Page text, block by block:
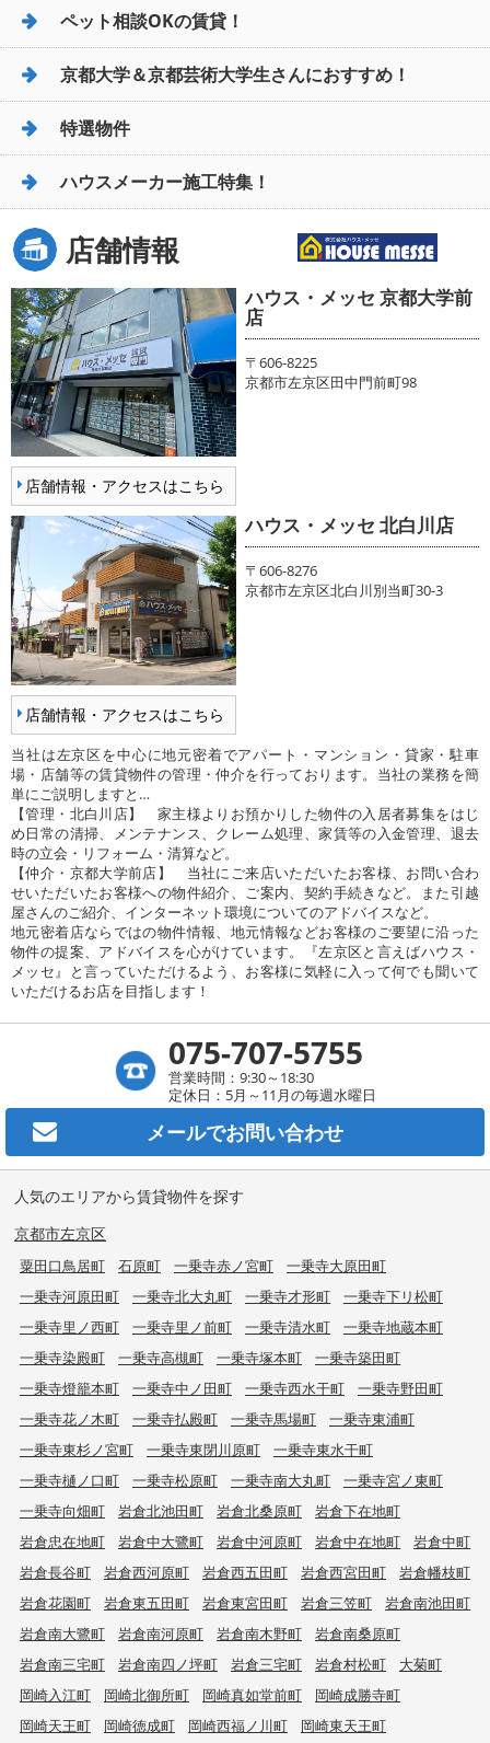
ペット相談OKの賃貸！
京都大学＆京都芸術大学生さんにおすすめ！
特選物件
ハウスメーカー施工特集！
店舗情報
店舗情報・アクセスはこちら
ハウス・メッセ 京都大学前
店
〒606-8225
京都市左京区田中門前町98
店舗情報・アクセスはこちら
ハウス・メッセ 北白川店
〒606-8276
京都市左京区北白川別当町30-3
当社は左京区を中心に地元密着でアパート・マンション・貸家・駐車
場・店舗等の賃貸物件の管理・仲介を行っております。当社の業務を簡
単にご説明しますと…
【管理・北白川店】 家主様よりお預かりした物件の入居者募集をはじ
め日常の清掃、メンテナンス、クレーム処理、家賃等の入金管理、退去
時の立会・リフォーム・清算など。
【仲介・京都大学前店】 当社にご来店いただいたお客様、お問い合わ
せいただいたお客様への物件紹介、ご案内、契約手続きなど。また引越
屋さんのご紹介、インターネット環境についてのアドバイスなど。
地元密着店ならではの物件情報、地元情報などお客様のご要望に沿った
物件の提案、アドバイスを心がけています。『左京区と言えばハウス・
メッセ』と言っていただけるよう、お客様に気軽に入って何でも聞いて
いただけるお店を目指します！
075-707-5755
営業時間：9:30～18:30
定休日：5月～11月の毎週水曜日
メールでお問い合わせ
人気のエリアから賃貸物件を探す
京都市左京区
粟田口鳥居町 石原町 一乗寺赤ノ宮町
一乗寺大原田町
一乗寺河原田町
一乗寺北大丸町 一乗寺才形町
一乗寺下リ松町
一乗寺里ノ西町
一乗寺里ノ前町 一乗寺清水町
一乗寺地蔵本町
一乗寺染殿町
一乗寺高槻町 一乗寺塚本町
一乗寺築田町
一乗寺燈籠本町
一乗寺中ノ田町 一乗寺西水干町
一乗寺野田町
一乗寺花ノ木町
一乗寺払殿町 一乗寺馬場町
一乗寺東浦町
一乗寺東杉ノ宮町
一乗寺東閉川原町
一乗寺東水干町
一乗寺樋ノ口町
一乗寺松原町 一乗寺南大丸町
一乗寺宮ノ東町
一乗寺向畑町
岩倉北池田町 岩倉北桑原町
岩倉下在地町
岩倉忠在地町
岩倉中大鷺町 岩倉中河原町 岩倉中在地町
岩倉中町
岩倉長谷町
岩倉西河原町 岩倉西五田町 岩倉西宮田町
岩倉幡枝町
岩倉花園町
岩倉東五田町 岩倉東宮田町 岩倉三笠町
岩倉南池田町
岩倉南大鷺町
岩倉南河原町 岩倉南木野町
岩倉南桑原町
岩倉南三宅町
岩倉南四ノ坪町 岩倉三宅町 岩倉村松町
大菊町
岡崎入江町
岡崎北御所町 岡崎真如堂前町
岡崎成勝寺町
岡崎天王町
岡崎徳成町 岡崎西福ノ川町 岡崎東天王町